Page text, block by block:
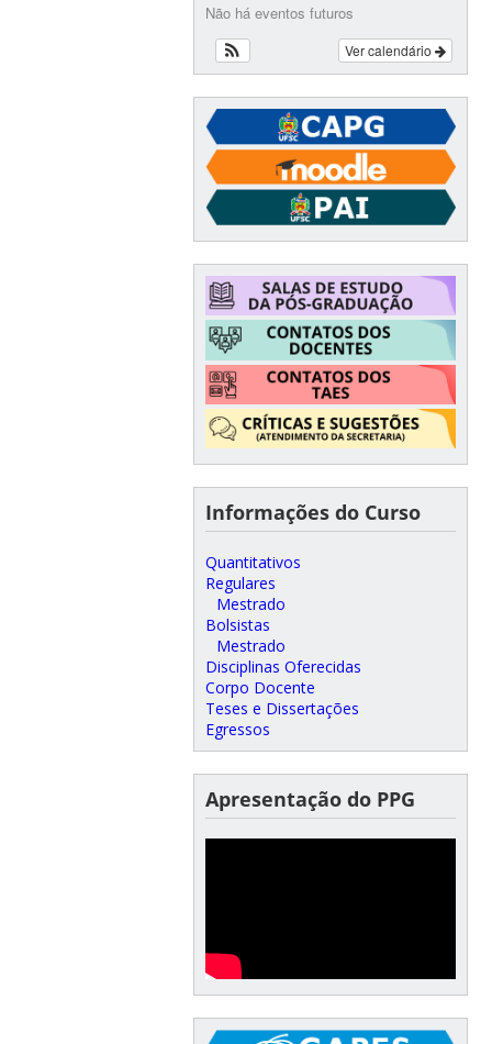
Não há eventos futuros
Ver calendário
Informações do Curso
Quantitativos
Regulares
Mestrado
Bolsistas
Mestrado
Disciplinas Oferecidas
Corpo Docente
Teses e Dissertações
Egressos
Apresentação do PPG